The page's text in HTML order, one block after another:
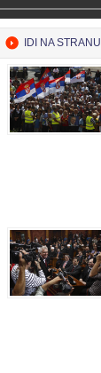
IDI NA STRANU